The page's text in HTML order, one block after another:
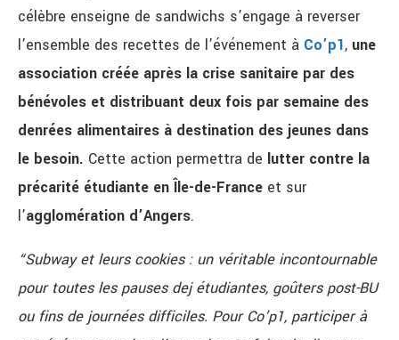
célèbre enseigne de sandwichs s’engage à reverser
l’ensemble des recettes de l’événement à Co’p1, une
association créée après la crise sanitaire par des
bénévoles et distribuant deux fois par semaine des
denrées alimentaires à destination des jeunes dans
le besoin. Cette action permettra de lutter contre la
précarité étudiante en Île-de-France et sur
l’agglomération d’Angers.
“Subway et leurs cookies : un véritable incontournable
pour toutes les pauses dej étudiantes, goûters post-BU
ou fins de journées difficiles. Pour Co’p1, participer à